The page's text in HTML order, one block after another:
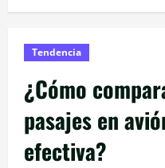
Tendencia
¿Cómo
pasajes en
efectiva?